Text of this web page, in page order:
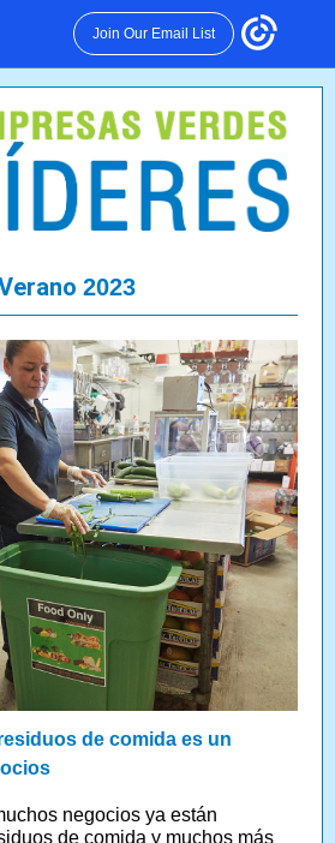
Join Our Email List
2023
de comida es un
negocios ya están
de comida y muchos más